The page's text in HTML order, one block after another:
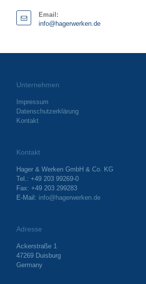
Email:
info@hagerwerken.de
Unternehmen
Impressum
Datenschutzerklärung
Kontakt
Kontakt
Hager & Werken GmbH & Co. KG
Tel.: +49 203 99269-0
Fax: +49 203 299283
E-Mail: info@hagerwerken.de
Adresse
Ackerstraße 1
47269 Duisburg
Germany